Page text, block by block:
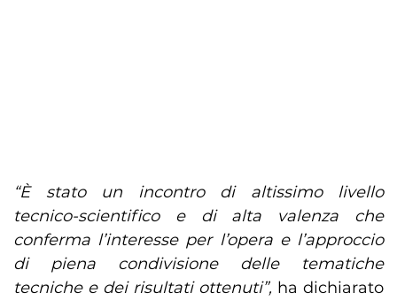
“È stato un incontro di altissimo livello
tecnico-scientifico e di alta valenza che
conferma l’interesse per l’opera e l’approccio
di piena condivisione delle tematiche
tecniche e dei risultati ottenuti”, ha dichiarato